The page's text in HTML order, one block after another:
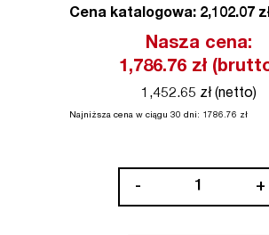
Cena katalogowa: 2,102.07
Nasza cena:
1,786.76 zł
1,452.65 zł (netto)
Najniższa cena w ciągu 30 dni: 1786.76 zł
- +